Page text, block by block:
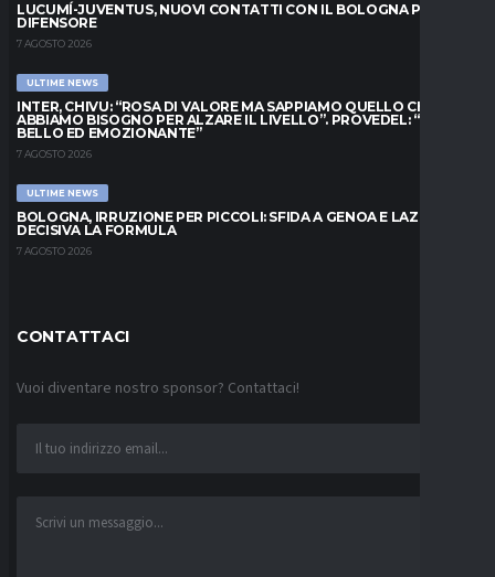
LUCUMÍ-JUVENTUS, NUOVI CONTATTI CON IL BOLOGNA PER IL
DIFENSORE
7 AGOSTO 2026
ULTIME NEWS
INTER, CHIVU: “ROSA DI VALORE MA SAPPIAMO QUELLO CHE
ABBIAMO BISOGNO PER ALZARE IL LIVELLO”. PROVEDEL: “MESE
BELLO ED EMOZIONANTE”
7 AGOSTO 2026
ULTIME NEWS
BOLOGNA, IRRUZIONE PER PICCOLI: SFIDA A GENOA E LAZIO,
DECISIVA LA FORMULA
7 AGOSTO 2026
CONTATTACI
Vuoi diventare nostro sponsor? Contattaci!